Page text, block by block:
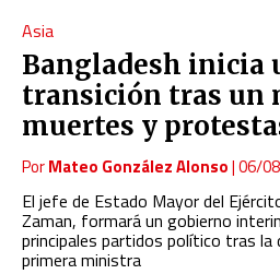
Asia
Bangladesh inicia
transición tras un
muertes y
PorMateo González Alonso|06/
El jefe de Estado Mayor del
Zaman, formará un gobierno
principales partidos político tras la
primera ministra